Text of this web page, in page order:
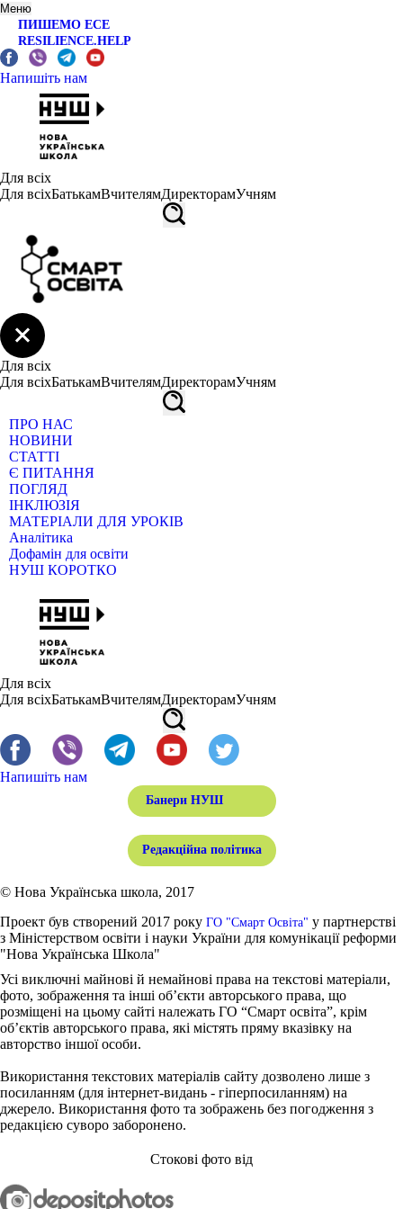
Меню
ПИШЕМО ЕСЕ
RESILIENCE.HELP
Напишіть нам
Для всіх
Для всіхБатькамВчителямДиректорамУчням
Для всіх
Для всіхБатькамВчителямДиректорамУчням
ПРО НАС
НОВИНИ
СТАТТІ
Є ПИТАННЯ
ПОГЛЯД
ІНКЛЮЗІЯ
МАТЕРІАЛИ ДЛЯ УРОКІВ
Аналітика
Дофамін для освіти
НУШ КОРОТКО
Для всіх
Для всіхБатькамВчителямДиректорамУчням
Напишіть нам
Банери НУШ
Редакційна політика
© Нова Українська школа, 2017
Проект був створений 2017 року ГО "Смарт Освіта" у партнерстві
з Міністерством освіти і науки України для комунікації реформи
"Нова Українська Школа"
Усі виключні майнові й немайнові права на текстові матеріали,
фото, зображення та інші об’єкти авторського права, що
розміщені на цьому сайті належать ГО “Смарт освіта”, крім
об’єктів авторського права, які містять пряму вказівку на
авторство іншої особи.
Використання текстових матеріалів сайту дозволено лише з
посиланням (для інтернет-видань - гіперпосиланням) на
джерело. Використання фото та зображень без погодження з
редакцією суворо заборонено.
Стокові фото від